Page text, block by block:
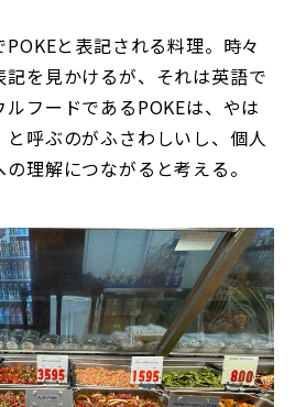
と表記される料理。時々
記を見かけるが、それは英語で
フードであるPOKEは、やは
と呼ぶのがふさわしいし、個人
理解につながると考える。